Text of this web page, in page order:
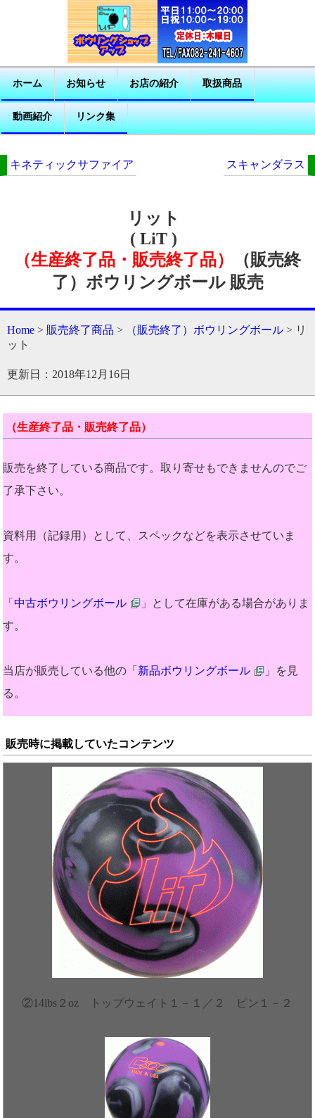
ホーム お知らせ お店の紹介 取扱商品
動画紹介 リンク集
キネティックサファイア スキャンダラス
リット
( LiT )
（生産終了品・販売終了品）
（販売終
了）ボウリングボール 販売
Home > 販売終了商品 > （販売終了）ボウリングボール > リ
ット
更新日：2018年12月16日
（生産終了品・販売終了品）
販売を終了している商品です。取り寄せもできませんのでご
了承下さい。
資料用（記録用）として、スペックなどを表示させていま
す。
「中古ボウリングボール
」として在庫がある場合がありま
す。
当店が販売している他の「 新品ボウリングボール
」を見
る。
販売時に掲載していたコンテンツ
②14lbs２oz トップウェイト１－１／２ ピン１－２